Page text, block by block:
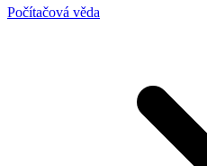
Počítačová věda